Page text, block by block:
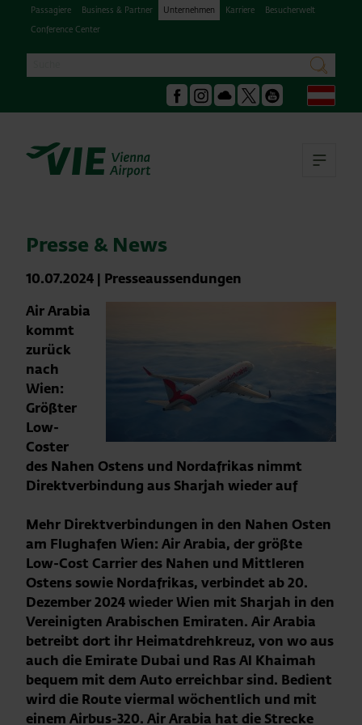
Passagiere Business & Partner Unternehmen Karriere
Besucherwelt
Conference Center
suchen
Facebook
Instagram
Podcast Youtube
Presse & News
10.07.2024 | Presseaussendungen
Air Arabia
kommt
zurück
nach
Wien:
Größter
Low-
Coster
des Nahen Ostens und Nordafrikas nimmt
Direktverbindung aus Sharjah wieder auf
Mehr Direktverbindungen in den Nahen Osten
am Flughafen Wien: Air Arabia, der größte
Low-Cost Carrier des Nahen und Mittleren
Ostens sowie Nordafrikas, verbindet ab 20.
Dezember 2024 wieder Wien mit Sharjah in den
Vereinigten Arabischen Emiraten. Air Arabia
betreibt dort ihr Heimatdrehkreuz, von wo aus
auch die Emirate Dubai und Ras Al Khaimah
bequem mit dem Auto erreichbar sind. Bedient
wird die Route viermal wöchentlich und mit
einem Airbus-320. Air Arabia hat die Strecke